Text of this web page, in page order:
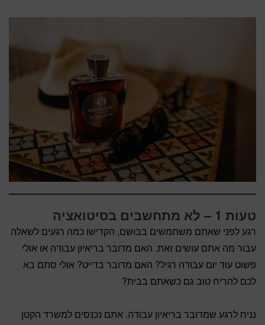
טעות 1 – לא מתחשבים בסיטואציה
רגע לפני שאתם משתמשים בבושם, הקדישו כמה רגעים לשאלה
עבור מה אתם עושים זאת. האם מדובר בריאיון עבודה או אולי
פשוט עוד יום עבודה רגיל? האם מדובר בדייט? אולי סתם בא
לכם להריח טוב גם כשאתם בבית?
נניח לרגע שמדובר בריאיון עבודה. אתם נכנסים למשרד הקטן